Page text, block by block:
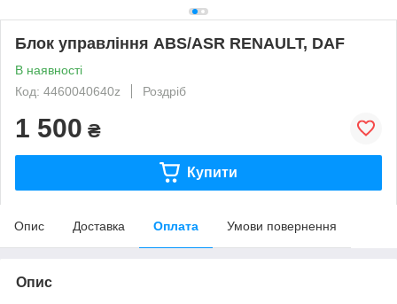
Блок управління ABS/ASR RENAULT, DAF
В наявності
Код: 4460040640z
Роздріб
1 500 ₴
Купити
Опис Доставка Оплата Умови повернення
Опис